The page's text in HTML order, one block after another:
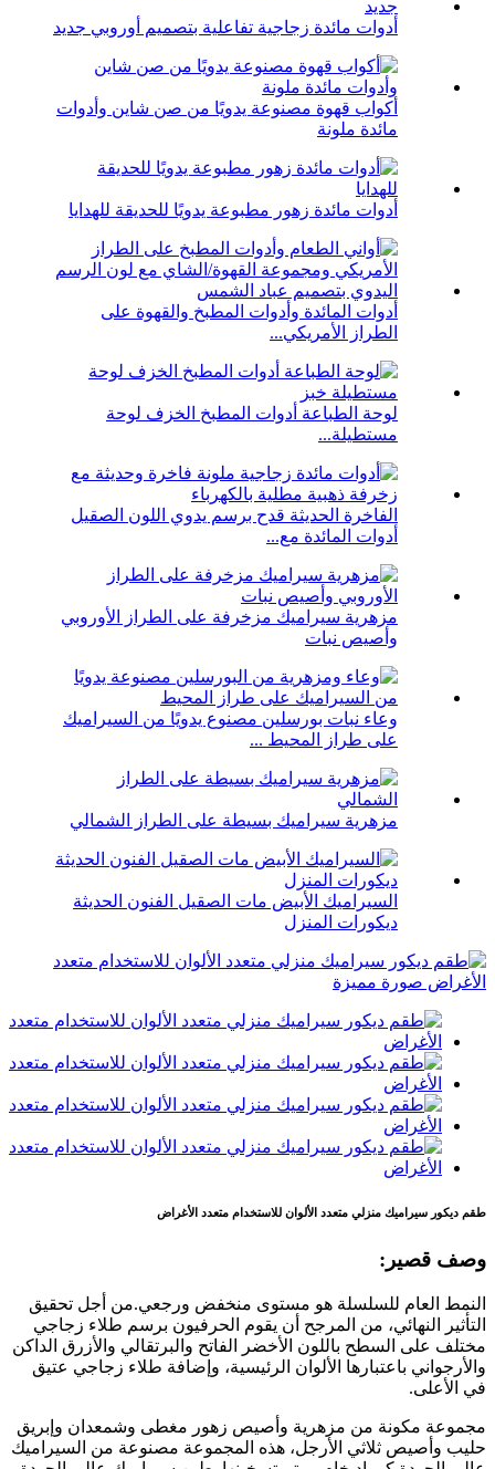
أدوات مائدة زجاجية تفاعلية بتصميم أوروبي جديد
أكواب قهوة مصنوعة يدويًا من صن شاين وأدوات
مائدة ملونة
أدوات مائدة زهور مطبوعة يدويًا للحديقة للهدايا
أدوات المائدة وأدوات المطبخ والقهوة على
الطراز الأمريكي...
لوحة الطباعة أدوات المطبخ الخزف لوحة
مستطيلة...
الفاخرة الحديثة قدح برسم يدوي اللون الصقيل
أدوات المائدة مع...
مزهرية سيراميك مزخرفة على الطراز الأوروبي
وأصيص نبات
وعاء نبات بورسلين مصنوع يدويًا من السيراميك
على طراز المحيط ...
مزهرية سيراميك بسيطة على الطراز الشمالي
السيراميك الأبيض مات الصقيل الفنون الحديثة
ديكورات المنزل
طقم ديكور سيراميك منزلي متعدد الألوان للاستخدام متعدد الأغراض
وصف قصير:
النمط العام للسلسلة هو مستوى منخفض ورجعي.من أجل تحقيق
التأثير النهائي، من المرجح أن يقوم الحرفيون برسم طلاء زجاجي
مختلف على السطح باللون الأخضر الفاتح والبرتقالي والأزرق الداكن
والأرجواني باعتبارها الألوان الرئيسية، وإضافة طلاء زجاجي عتيق
في الأعلى.
مجموعة مكونة من مزهرية وأصيص زهور مغطى وشمعدان وإبريق
حليب وأصيص ثلاثي الأرجل، هذه المجموعة مصنوعة من السيراميك